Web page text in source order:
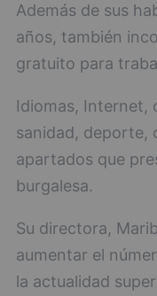
Además de sus
años, también
gratuito para
Idiomas, Internet,
sanidad, deporte,
apartados que
burgalesa.
Su directora,
aumentar el
la actualidad